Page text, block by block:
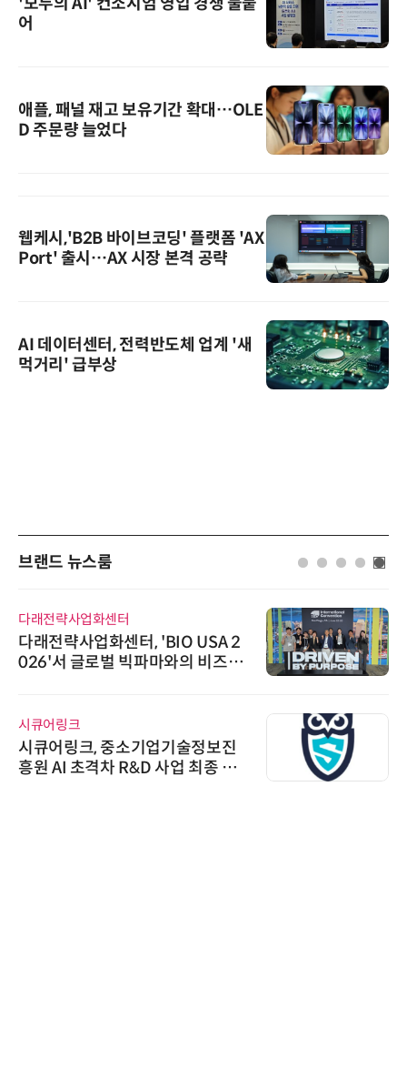
어
애플, 패널 재고 보유기간 확대…OLE
D 주문량 늘었다
웹케시,'B2B 바이브코딩' 플랫폼 'AX
Port' 출시…AX 시장 본격 공략
AI 데이터센터, 전력반도체 업계 '새
먹거리' 급부상
브랜드 뉴스룸
다래전략사업화센터
다래전략사업화센터, 'BIO USA 2
026'서 글로벌 빅파마와의 비즈니
시큐어링크
시큐어링크, 중소기업기술정보진
흥원 AI 초격차 R&D 사업 최종 선